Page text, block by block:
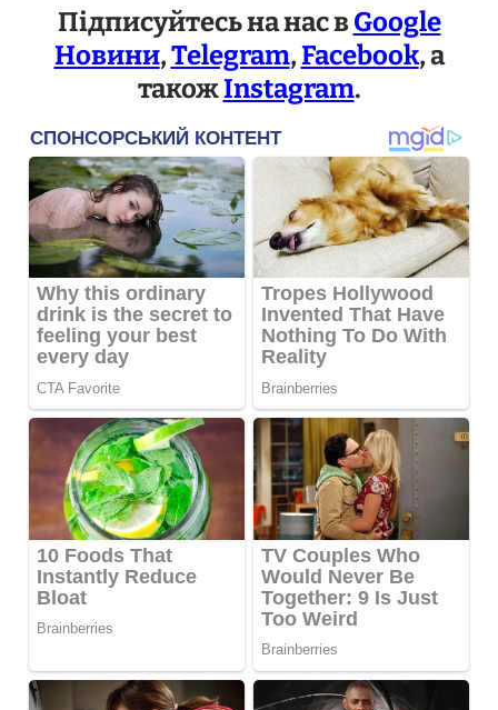
Підписуйтесь на нас вGoogle
Новини,Telegram,Facebook, а
такожInstagram.